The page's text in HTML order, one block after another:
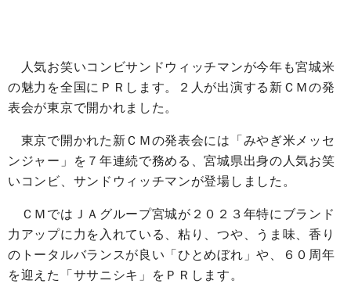
人気お笑いコンビサンドウィッチマンが今年も宮城米
の魅力を全国にＰＲします。２人が出演する新ＣＭの発
表会が東京で開かれました。
東京で開かれた新ＣＭの発表会には「みやぎ米メッセ
ンジャー」を７年連続で務める、宮城県出身の人気お笑
いコンビ、サンドウィッチマンが登場しました。
ＣＭではＪＡグループ宮城が２０２３年特にブランド
力アップに力を入れている、粘り、つや、うま味、香り
のトータルバランスが良い「ひとめぼれ」や、６０周年
を迎えた「ササニシキ」をＰＲします。